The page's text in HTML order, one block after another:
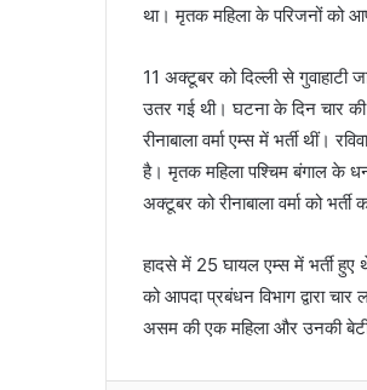
l
था। मृतक महिला के परिजनों को
11 अक्टूबर को दिल्ली से गुवाहाटी
उतर गई थी। घटना के दिन चार
रीनाबाला वर्मा एम्स में भर्ती थीं।
है। मृतक महिला पश्चिम बंगाल के
अक्टूबर को रीनाबाला वर्मा को
हादसे में 25 घायल एम्स में भर्ती हुए
को आपदा प्रबंधन विभाग द्वारा
असम की एक महिला और उनकी